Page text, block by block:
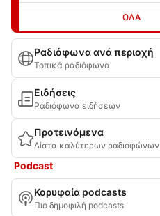
ΌΛΑ
Ραδιόφωνα ανά περιοχή
Τοπικά ραδιόφωνα
Ειδήσεις
Ραδιόφωνα ειδήσεων
Προτεινόμενα
Λίστα καλύτερων ραδιοφώνων
Podcast
Κορυφαία podcasts
Πιο δημοφιλή podcasts